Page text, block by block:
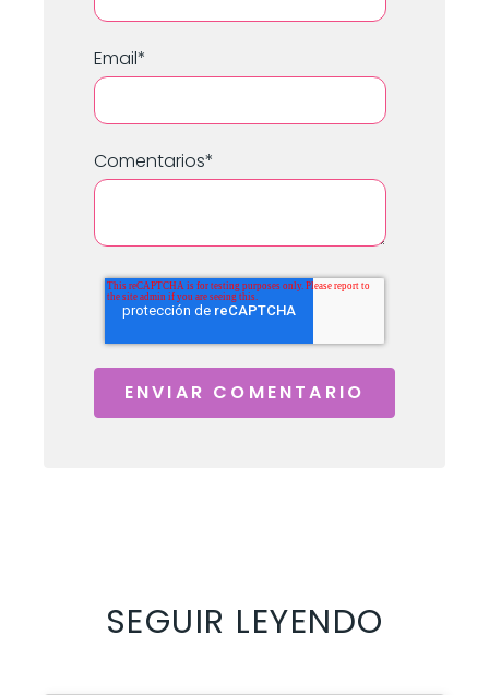
Email*
Comentarios*
SEGUIR LEYENDO